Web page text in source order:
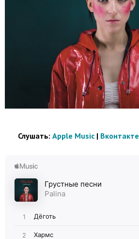
Слушать: Apple Music | Вконтакте